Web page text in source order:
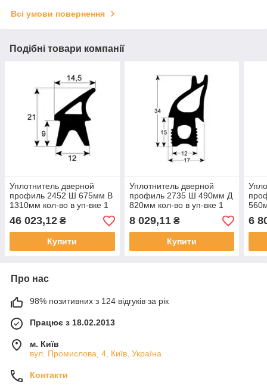
Всі умови повернення
Подібні товари компанії
Уплотнитель дверной
профиль 2452 Ш 675мм В
1310мм кол-во в уп-вке 1
посадочный размер для
Lainox
46 023,12 ₴
Купити
Уплотнитель дверной
профиль 2735 Ш 490мм Д
820мм кол-во в уп-вке 1
подходит для HOUNÖ для
Hounö, Leventi
8 029,11₴
Купити
6
Про нас
98% позитивних з 124 відгуків за рік
Працює з 18.02.2013
м. Київ
вул. Промислова, 4, Київ, Україна
Контакти